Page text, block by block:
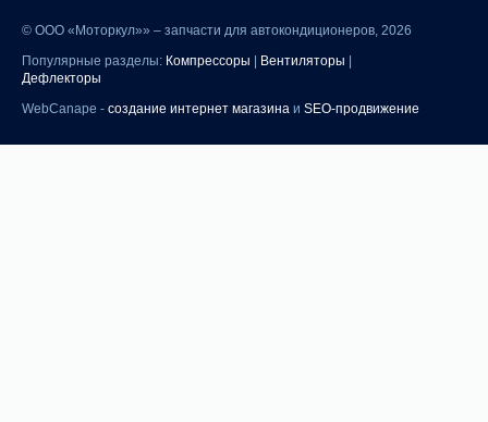
© ООО «Моторкул»» – запчасти для автокондиционеров, 2026
Популярные разделы: Компрессоры Вентиляторы
Дефлекторы
WebCanape - создание интернет магазина и SEO-продвижение